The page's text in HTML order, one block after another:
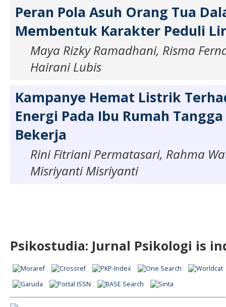
Peran Pola Asuh Orang Tua
Membentuk Karakter Peduli
Maya Rizky Ramadhani, Risma
Hairani Lubis
Kampanye Hemat Listrik
Energi Pada Ibu Rumah
Bekerja
Rini Fitriani Permatasari, Rahma
Misriyanti Misriyanti
Psikostudia: Jurnal Psikologi is